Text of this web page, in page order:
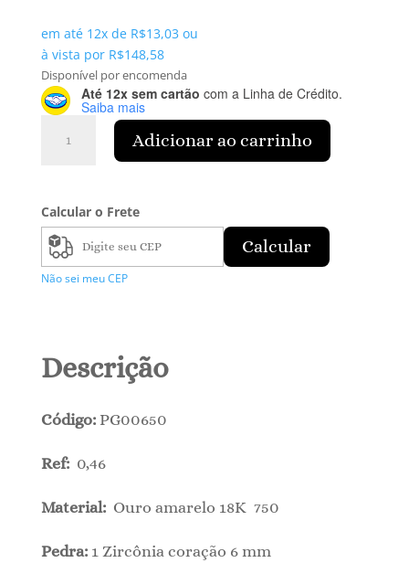
em até 12x de R$13,03 ou
à vista por R$148,58
Disponível por encomenda
Até 12x sem cartão com a Linha de Crédito.
Saiba mais
Coração
com
Zircônia
quantidade
Adicionar ao carrinho
Calcular o Frete
Calcular
Não sei meu CEP
Descrição
Código: PG00650
Ref: 0,46
Material: Ouro amarelo 18K 750
Pedra:1 Zircônia coração 6 mm